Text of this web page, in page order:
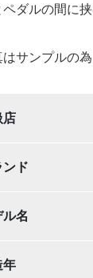
ペダルの間に
サンプルの為
店
ンド
ル名
年